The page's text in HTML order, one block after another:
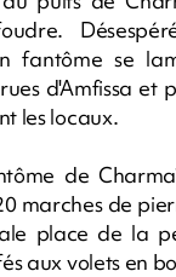
fantôme se
d'Amfissa et
les locaux.
de
marches de
place de la
aux volets en